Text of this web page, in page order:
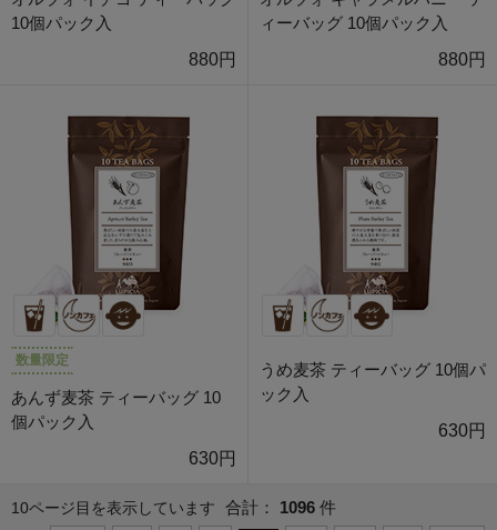
10個パック入
880円
ィーバッグ 10個パック入
880円
数量限定
あんず麦茶 ティーバッグ 10
個パック入
630円
うめ麦茶 ティーバッグ 10個パ
ック入
630円
10ページ目を表示しています 合計： 1096 件